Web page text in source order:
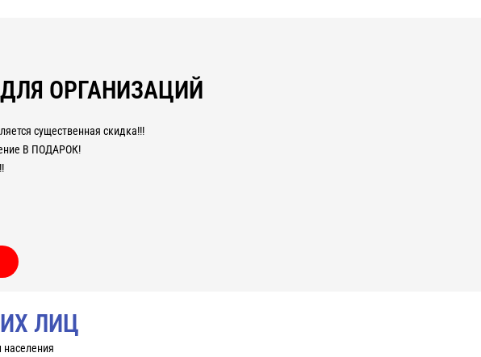
ОРГАНИЗАЦИЙ
существенная скидка!!!
В ПОДАРОК!
ЛИЦ